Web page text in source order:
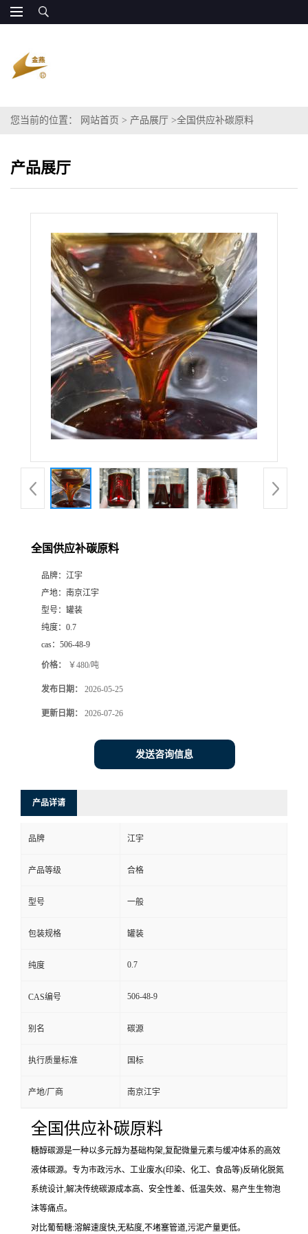
您当前的位置： 网站首页 > 产品展厅 >全国供应补碳原料
产品展厅
全国供应补碳原料
品牌： 江宇
产地： 南京江宇
型号： 罐装
纯度： 0.7
cas： 506-48-9
价格： ￥480/吨
发布日期： 2026-05-25
更新日期： 2026-07-26
发送咨询信息
产品详请
品牌 江宇
产品等级 合格
型号 一般
包装规格 罐装
纯度 0.7
CAS编号 506-48-9
别名 碳源
执行质量标准 国标
产地/厂商 南京江宇
全国供应补碳原料
糖醇碳源是一种以多元醇为基础构架,复配微量元素与缓冲体系的高效
液体碳源。专为市政污水、工业废水(印染、化工、食品等)反硝化脱氮
系统设计,解决传统碳源成本高、安全性差、低温失效、易产生生物泡
沫等痛点。
对比葡萄糖:溶解速度快,无粘度,不堵塞管道,污泥产量更低。